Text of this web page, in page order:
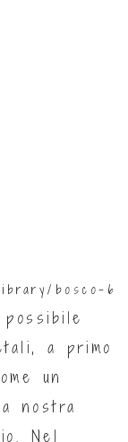
bosco-6
a primo
un
nostra
Nel